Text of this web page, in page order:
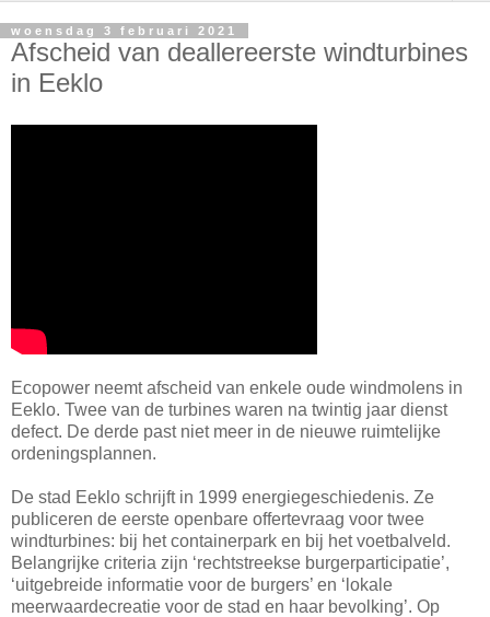
woensdag 3 februari 2021
Afscheid van deallereerste windturbines
in Eeklo
Ecopower neemt afscheid van enkele oude windmolens in
Eeklo. Twee van de turbines waren na twintig jaar dienst
defect. De derde past niet meer in de nieuwe ruimtelijke
ordeningsplannen.
De stad Eeklo schrijft in 1999 energiegeschiedenis. Ze
publiceren de eerste openbare offertevraag voor twee
windturbines: bij het containerpark en bij het voetbalveld.
Belangrijke criteria zijn ‘rechtstreekse burgerparticipatie’,
‘uitgebreide informatie voor de burgers’ en ‘lokale
meerwaardecreatie voor de stad en haar bevolking’. Op